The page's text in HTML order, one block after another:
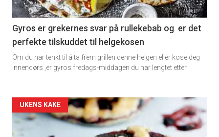
section
11
Dagens
rett
Gyros er grekernes svar på rullekebab og er det
perfekte tilskuddet til helgekosen
Om du har tenkt til å ta frem grillen denne helgen eller kose deg
innendørs ,er gyros fredags-middagen du har lengtet etter.
Artikler
detail
UKENS KAKE